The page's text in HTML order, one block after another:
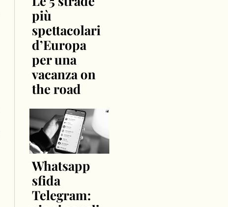
più
spettacolari
d’Europa
per una
vacanza on
the road
Whatsapp
sfida
Telegram: